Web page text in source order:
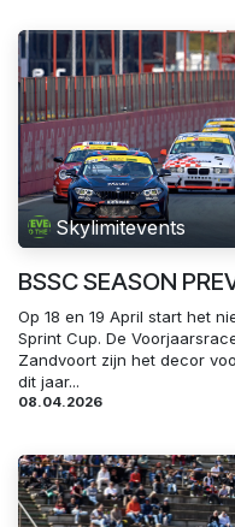
Skylimitevents
BSSC SEASON
Op 18 en 19 April start het
Sprint Cup. De
Zandvoort zijn het decor
dit jaar...
08.04.2026